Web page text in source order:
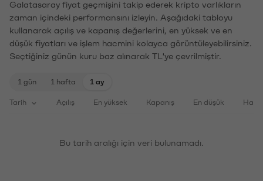
Galatasaray fiyat geçmişini takip ederek kripto varlıkların
zaman içindeki performansını izleyin. Aşağıdaki tabloyu
kullanarak açılış ve kapanış değerlerini, en yüksek ve en
düşük fiyatları ve işlem hacmini kolayca görüntüleyebilirsiniz.
Seçtiğiniz günün kuru baz alınarak TL'ye çevrilmiştir.
1 gün 1 hafta 1 ay
Tarih Açılış En yüksek Kapanış En düşük
Bu tarih aralığı için veri bulunamadı.